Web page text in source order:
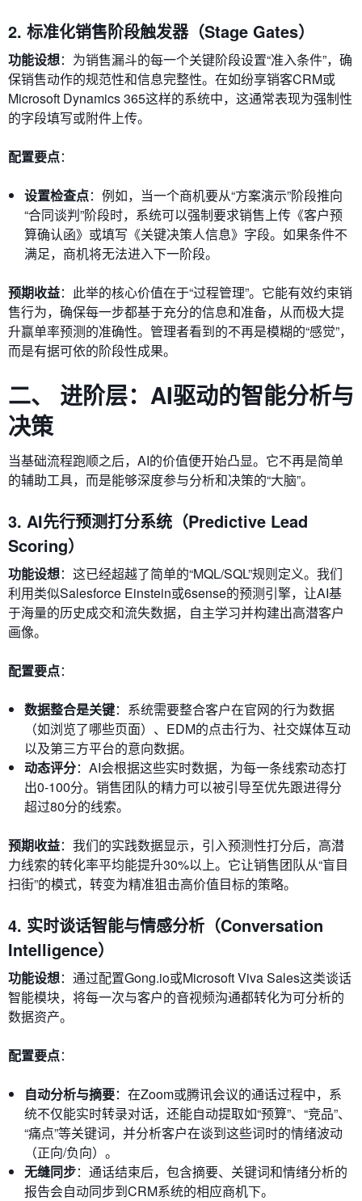
2. 标准化销售阶段触发器（Stage Gates）
功能设想：为销售漏斗的每一个关键阶段设置“准入条件”，确
保销售动作的规范性和信息完整性。在如纷享销客CRM或
Microsoft Dynamics 365这样的系统中，这通常表现为强制性
的字段填写或附件上传。
配置要点：
设置检查点：例如，当一个商机要从“方案演示”阶段推向
“合同谈判”阶段时，系统可以强制要求销售上传《客户预
算确认函》或填写《关键决策人信息》字段。如果条件不
满足，商机将无法进入下一阶段。
预期收益：此举的核心价值在于“过程管理”。它能有效约束销
售行为，确保每一步都基于充分的信息和准备，从而极大提
升赢单率预测的准确性。管理者看到的不再是模糊的“感觉”，
而是有据可依的阶段性成果。
二、 进阶层：AI驱动的智能分析与
决策
当基础流程跑顺之后，AI的价值便开始凸显。它不再是简单
的辅助工具，而是能够深度参与分析和决策的“大脑”。
3. AI先行预测打分系统（Predictive Lead
Scoring）
功能设想：这已经超越了简单的“MQL/SQL”规则定义。我们
利用类似Salesforce Einstein或6sense的预测引擎，让AI基
于海量的历史成交和流失数据，自主学习并构建出高潜客户
画像。
配置要点：
数据整合是关键：系统需要整合客户在官网的行为数据
（如浏览了哪些页面）、EDM的点击行为、社交媒体互动
以及第三方平台的意向数据。
动态评分：AI会根据这些实时数据，为每一条线索动态打
出0-100分。销售团队的精力可以被引导至优先跟进得分
超过80分的线索。
预期收益：我们的实践数据显示，引入预测性打分后，高潜
力线索的转化率平均能提升30%以上。它让销售团队从“盲目
扫街”的模式，转变为精准狙击高价值目标的策略。
4. 实时谈话智能与情感分析（Conversation
Intelligence）
功能设想：通过配置Gong.io或Microsoft Viva Sales这类谈话
智能模块，将每一次与客户的音视频沟通都转化为可分析的
数据资产。
配置要点：
自动分析与摘要：在Zoom或腾讯会议的通话过程中，系
统不仅能实时转录对话，还能自动提取如“预算”、“竞品”、
“痛点”等关键词，并分析客户在谈到这些词时的情绪波动
（正向/负向）。
无缝同步：通话结束后，包含摘要、关键词和情绪分析的
报告会自动同步到CRM系统的相应商机下。